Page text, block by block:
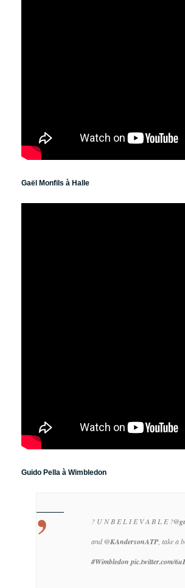
Gaël Monfils à Halle
Guido Pella à Wimbledon
? U N B E L I E V A B L E ?
and@KAndersonATP, take a
#Wimbledon pic.twitter.com/